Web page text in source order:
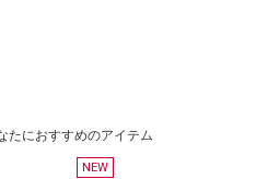
たにおすすめのアイテム
NEW